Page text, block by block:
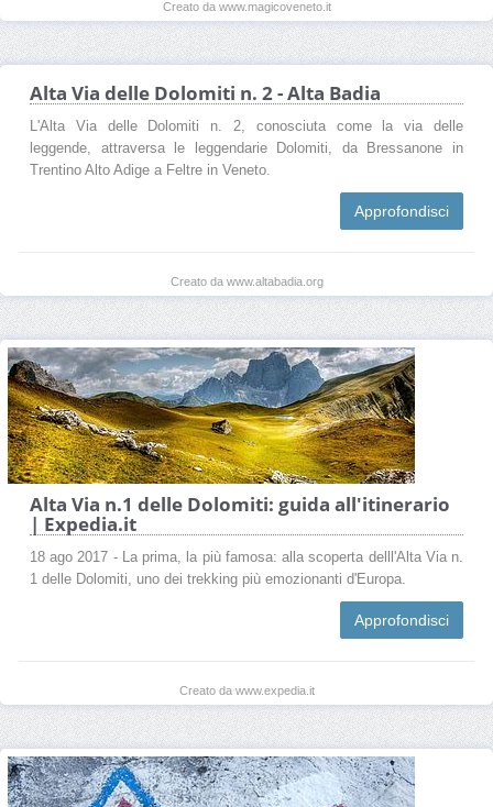
Creato da www.magicoveneto.it
Alta Via delle Dolomiti n. 2 - Alta Badia
L'Alta Via delle Dolomiti n. 2, conosciuta come la via delle
leggende, attraversa le leggendarie Dolomiti, da Bressanone in
Trentino Alto Adige a Feltre in Veneto.
Approfondisci
Creato da www.altabadia.org
Alta Via n.1 delle Dolomiti: guida all'itinerario
| Expedia.it
18 ago 2017 - La prima, la più famosa: alla scoperta delll'Alta Via n.
1 delle Dolomiti, uno dei trekking più emozionanti d'Europa.
Approfondisci
Creato da www.expedia.it